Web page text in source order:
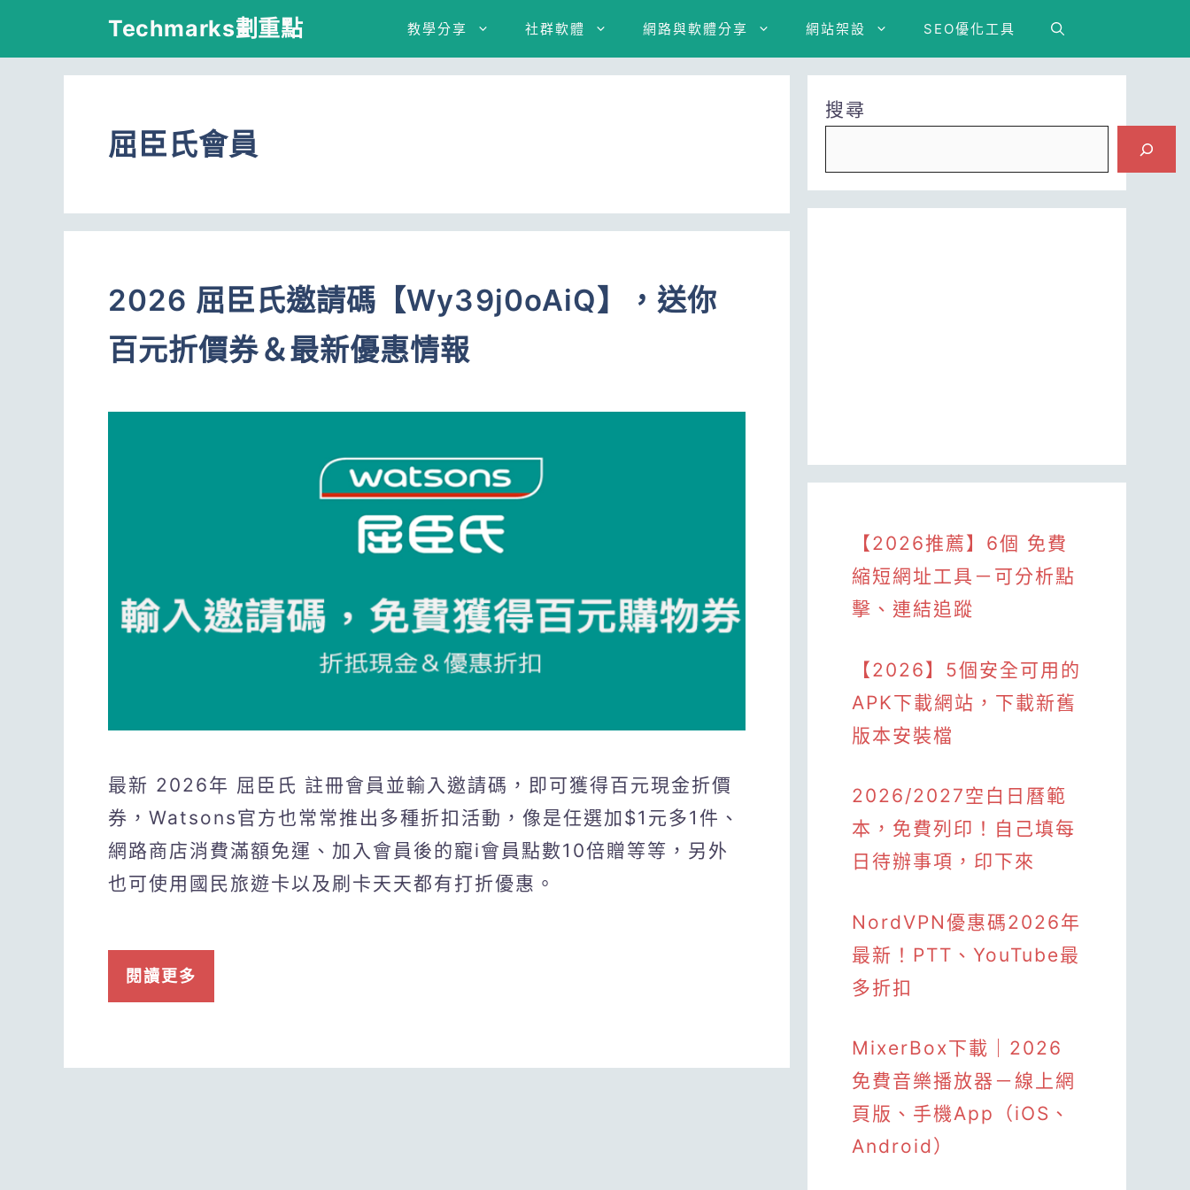
Techmarks劃重點 教學分享 社群軟體 網路與軟體分享 網站架設 SEO優化工具
屈臣氏會員
2026 屈臣氏邀請碼【Wy39j0oAiQ】，送你
百元折價券＆最新優惠情報
最新 2026年 屈臣氏 註冊會員並輸入邀請碼，即可獲得百元現金折價
券，Watsons官方也常常推出多種折扣活動，像是任選加$1元多1件、
網路商店消費滿額免運、加入會員後的寵i會員點數10倍贈等等，另外
也可使用國民旅遊卡以及刷卡天天都有打折優惠。
閱讀更多
搜尋
【2026推薦】6個 免費
縮短網址工具－可分析點
擊、連結追蹤
【2026】5個安全可用的
APK下載網站，下載新舊
版本安裝檔
2026/2027空白日曆範
本，免費列印！自己填每
日待辦事項，印下來
NordVPN優惠碼2026年
最新！PTT、YouTube最
多折扣
MixerBox下載｜2026
免費音樂播放器－線上網
頁版、手機App（iOS、
Android）